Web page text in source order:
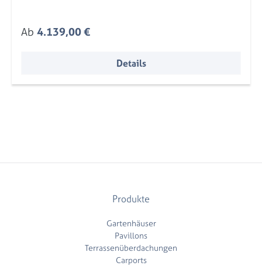
Regulärer Preis:
Ab 4.139,00 €
Details
Produkte
Gartenhäuser
Pavillons
Terrassenüberdachungen
Carports